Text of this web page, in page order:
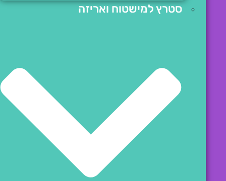
סטרץ למישטוח ואריזה